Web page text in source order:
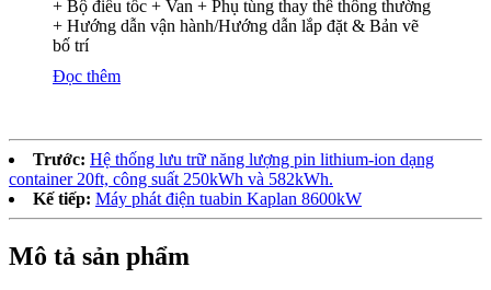
+ Bộ điều tốc + Van + Phụ tùng thay thế thông thường
+ Hướng dẫn vận hành/Hướng dẫn lắp đặt & Bản vẽ
bố trí
Đọc thêm
Trước: Hệ thống lưu trữ năng lượng pin lithium-ion dạng
container 20ft, công suất 250kWh và 582kWh.
Kế tiếp: Máy phát điện tuabin Kaplan 8600kW
Mô tả sản phẩm